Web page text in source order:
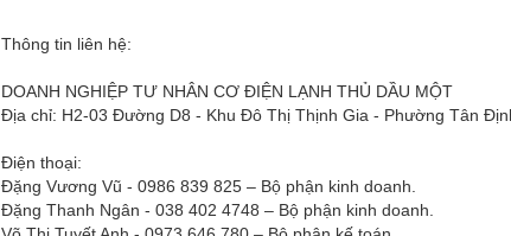
Thông tin liên hệ:
DOANH NGHIỆP TƯ NHÂN CƠ ĐIỆN LẠNH THỦ DẦU MỘT
Địa chỉ: H2-03 Đường D8 - Khu Đô Thị Thịnh Gia - Phường Tân
Điện thoại:
Đặng Vương Vũ - 0986 839 825 – Bộ phận kinh doanh.
Đặng Thanh Ngân - 038 402 4748 – Bộ phận kinh doanh.